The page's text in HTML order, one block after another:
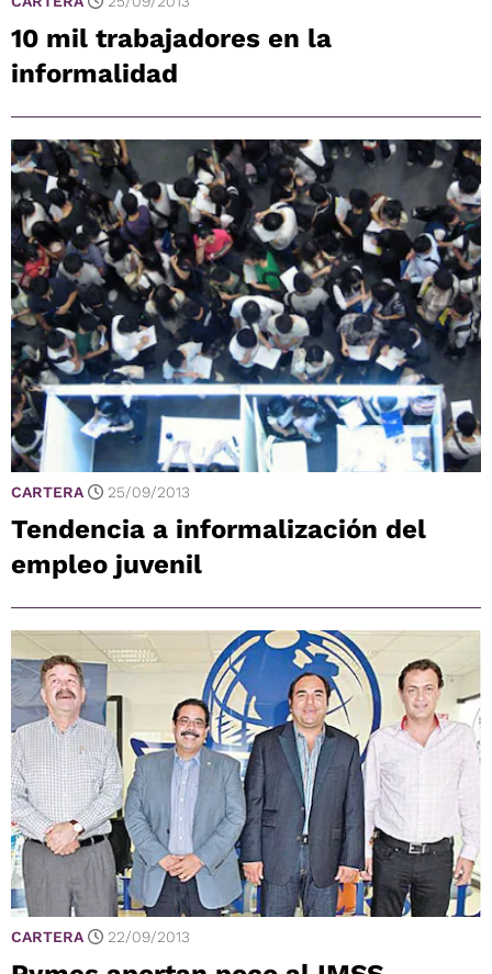
10 mil trabajadores en la
informalidad
CARTERA 25/09/2013
Tendencia a informalización del
empleo juvenil
CARTERA 22/09/2013